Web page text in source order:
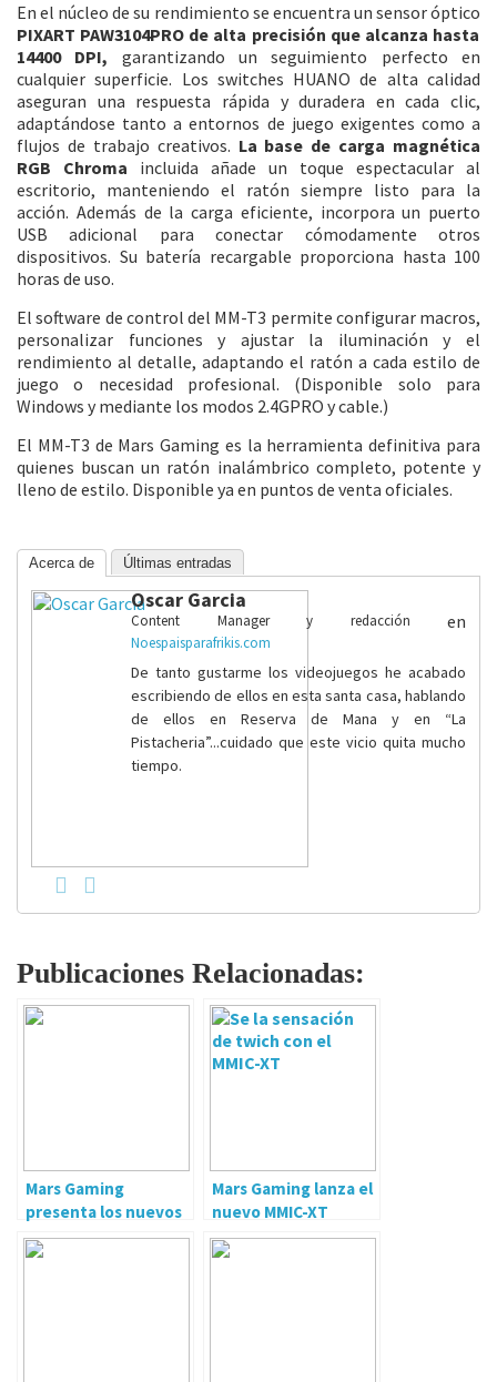
En el núcleo de su rendimiento se encuentra un sensor óptico
PIXART PAW3104PRO de alta precisión que alcanza hasta
14400 DPI, garantizando un seguimiento perfecto en
cualquier superficie. Los switches HUANO de alta calidad
aseguran una respuesta rápida y duradera en cada clic,
adaptándose tanto a entornos de juego exigentes como a
flujos de trabajo creativos. La base de carga magnética
RGB Chroma incluida añade un toque espectacular al
escritorio, manteniendo el ratón siempre listo para la
acción. Además de la carga eficiente, incorpora un puerto
USB adicional para conectar cómodamente otros
dispositivos. Su batería recargable proporciona hasta 100
horas de uso.
El software de control del MM-T3 permite configurar macros,
personalizar funciones y ajustar la iluminación y el
rendimiento al detalle, adaptando el ratón a cada estilo de
juego o necesidad profesional. (Disponible solo para
Windows y mediante los modos 2.4GPRO y cable.)
El MM-T3 de Mars Gaming es la herramienta definitiva para
quienes buscan un ratón inalámbrico completo, potente y
lleno de estilo. Disponible ya en puntos de venta oficiales.
Acerca de Últimas entradas
Oscar Garcia
Content Manager y redacción en
Noespaisparafrikis.com
De tanto gustarme los videojuegos he acabado
escribiendo de ellos en esta santa casa, hablando
de ellos en Reserva de Mana y en “La
Pistacheria”...cuidado que este vicio quita mucho
tiempo.
Publicaciones Relacionadas:
Mars Gaming
presenta los nuevos
MH-GLOW
Mars Gaming lanza el
nuevo MMIC-XT